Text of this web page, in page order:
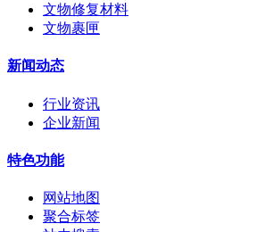
文物修复材料
文物裹匣
新闻动态
行业资讯
企业新闻
特色功能
网站地图
聚合标签